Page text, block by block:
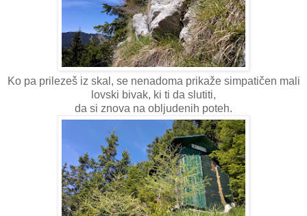
Ko pa prilezeš iz skal, se nenadoma prikaže simpatičen mali
lovski bivak, ki ti da slutiti,
da si znova na obljudenih poteh.